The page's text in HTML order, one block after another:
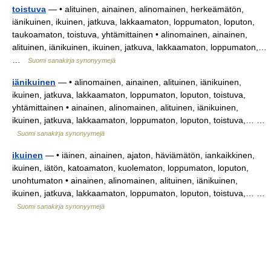
toistuva — • alituinen, ainainen, alinomainen, herkeämätön,
iänikuinen, ikuinen, jatkuva, lakkaamaton, loppumaton, loputon,
taukoamaton, toistuva, yhtämittainen • alinomainen, ainainen,
alituinen, iänikuinen, ikuinen, jatkuva, lakkaamaton, loppumaton,…
Suomi sanakirja synonyymejä
iänikuinen — • alinomainen, ainainen, alituinen, iänikuinen,
ikuinen, jatkuva, lakkaamaton, loppumaton, loputon, toistuva,
yhtämittainen • ainainen, alinomainen, alituinen, iänikuinen,
ikuinen, jatkuva, lakkaamaton, loppumaton, loputon, toistuva,… …
Suomi sanakirja synonyymejä
ikuinen — • iäinen, ainainen, ajaton, häviämätön, iankaikkinen,
ikuinen, iätön, katoamaton, kuolematon, loppumaton, loputon,
unohtumaton • ainainen, alinomainen, alituinen, iänikuinen,
ikuinen, jatkuva, lakkaamaton, loppumaton, loputon, toistuva,… …
Suomi sanakirja synonyymejä